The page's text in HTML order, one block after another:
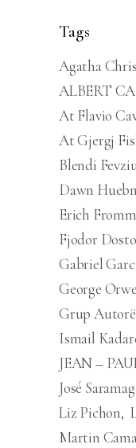
Tags
Agatha
ALBERT
At Flavio
At Gjergj
Blendi
Dawn
Erich Fromm
Fjodor
Gabriel
George
Grup
Ismail
JEAN –
José
Liz Pichon
Martin